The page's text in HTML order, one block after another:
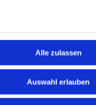
Alle zulassen
Auswahl erlauben
keine Lust und Zeit, auf
zu durchsuchen? Teste
vorschlagen, die zu Dir
Brutto?